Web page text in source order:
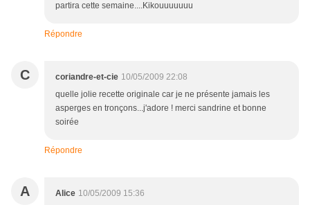
partira cette semaine....Kikouuuuuuu
Répondre
C coriandre-et-cie 10/05/2009 22:08
quelle jolie recette originale car je ne présente jamais les
asperges en tronçons...j'adore ! merci sandrine et bonne
soirée
Répondre
A Alice 10/05/2009 15:36